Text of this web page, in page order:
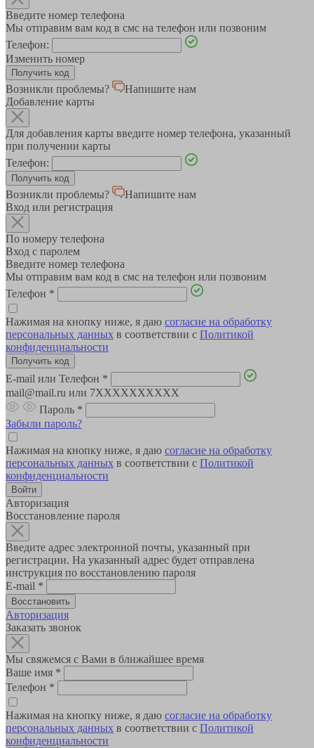
Введите номер телефона
Мы отправим вам код в смс на телефон или позвоним
Телефон:
Изменить номер
Возникли проблемы?
Напишите нам
Добавление карты
Для добавления карты введите номер телефона, указанный
при получении карты
Телефон:
Возникли проблемы?
Напишите нам
Вход или регистрация
По номеру телефона
Вход с паролем
Введите номер телефона
Мы отправим вам код в смс на телефон или позвоним
Телефон *
Нажимая на кнопку ниже, я даю согласие на обработку
персональных данных в соответствии с Политикой
конфиденциальности
E-mail или Телефон *
mail@mail.ru или 7XXXXXXXXXX
Пароль *
Забыли пароль?
Нажимая на кнопку ниже, я даю согласие на обработку
персональных данных в соответствии с Политикой
конфиденциальности
Авторизация
Восстановление пароля
Введите адрес электронной почты, указанный при
регистрации. На указанный адрес будет отправлена
инструкция по восстановлению пароля
E-mail *
Авторизация
Заказать звонок
Мы свяжемся с Вами в ближайшее время
Ваше имя *
Телефон *
Нажимая на кнопку ниже, я даю согласие на обработку
персональных данных в соответствии с Политикой
конфиденциальности